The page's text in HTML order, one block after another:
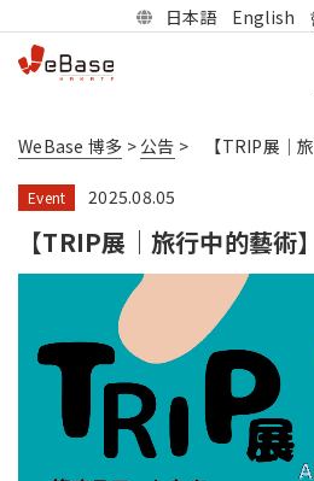
日本語 English
WeBase 博多 > 公告 > 【TRIP展｜
Event 2025.08.05
【TRIP展｜旅行中的藝術